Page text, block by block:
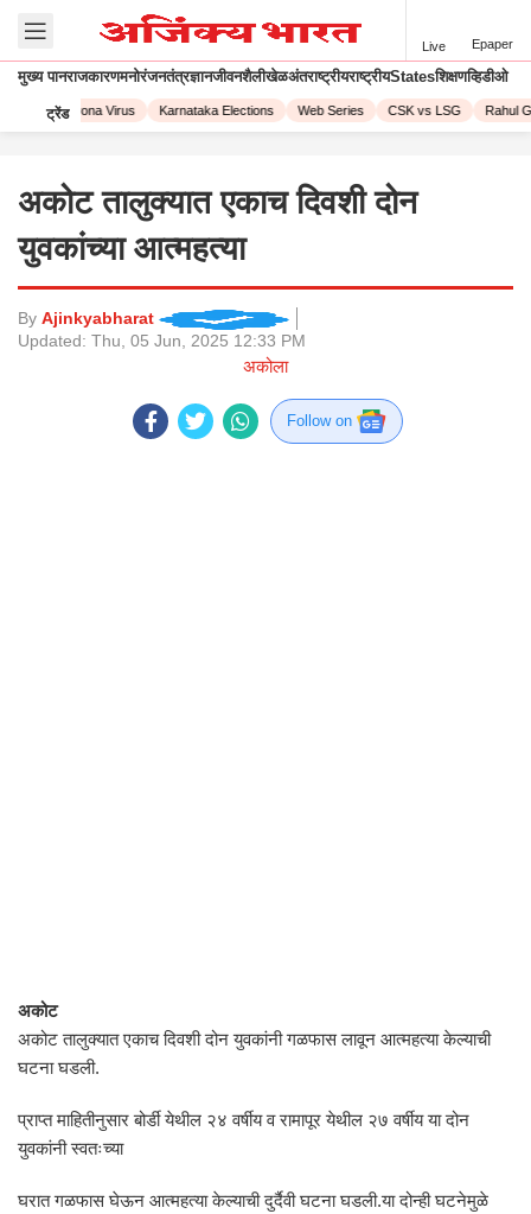
Live Epaper
मुख्य पानराजकारणमनोरंजनतंत्रज्ञानजीवनशैलीखेळअंतराष्ट्रीयराष्ट्रीयStatesशिक्षणव्हिडीओ
ट्रेंड
Corona Virus Karnataka Elections Web Series CSK vs LSG Rahul
अकोट तालुक्यात एकाच दिवशी दोन
युवकांच्या आत्महत्या
By Ajinkyabharat
Updated: Thu, 05 Jun, 2025 12:33 PM
अकोला
Follow on
अकोट
अकोट तालुक्यात एकाच दिवशी दोन युवकांनी गळफास लावून आत्महत्या केल्याची
घटना घडली.
प्राप्त माहितीनुसार बोर्डी येथील २४ वर्षीय व रामापूर येथील २७ वर्षीय या दोन
युवकांनी स्वतःच्या
घरात गळफास घेऊन आत्महत्या केल्याची दुर्दैवी घटना घडली.या दोन्ही घटनेमुळे